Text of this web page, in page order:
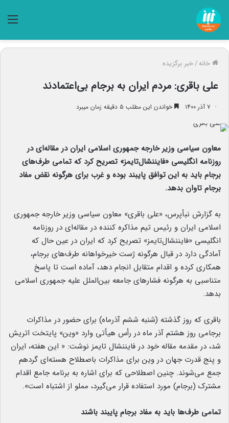
خانه/خبر برگزیده
علی باقری: مردم ایران به برجام بی‌اعتمادند
۷ آذر ۱۴۰۰ خواندن این مطلب ۵ دقیقه زمان میبرد
معاون سیاسی وزیر خارجه جمهوری اسلامی ایران در مقاله‌ای در
روزنامه انگلیسی «فایننشال‌تایمز» تصریح کرد که تمامی‌ طرف‌های
برجام باید به این توافق پایبند بوده و غرب برای هرگونه نقض مفاد
برجام تاوان بدهد.
به گزارش نبأپرس، «علی باقری» معاون سیاسی وزیر خارجه جمهوری
اسلامی ایران و رئیس تیم مذاکره کننده در مقاله‌ای در روزنامه
انگلیسی «فایننشال‌تایمز» تصریح کرد که ایران در عین حال که
آمادگی دارد در قبال هرگونه ژست خیرخواهانه طرف‌های برجام،
همکاری کرده و اقدام متقابل انجام دهد، آماده است تا پاسخ
متناسبی به هرگونه فشارهای جامعه بین‌الملل علیه جمهوری اسلامی
بدهد.
باقری که روز گذشته (شنبه ششم آذرماه) برای حضور در مذاکرات
برجامی روز هشتم آذر ماه در رأس هیأتی وارد «وین» پایتخت اتریش
شد، در مقدمه مقاله خود در فایننشال تایمز نوشت: « این هفته، ایران
و پنج قدرت جهان در وین برای مذاکرات باصطلاح هسته‌ای گردهم
جمع می‌شوند. چنین اصطلاحی که برای اشاره به برنامه جامع اقدام
مشترک (برجام) مورد استفاده قرار می‌گیرد، مملو از اشتباه است».
تمامی طرف‌ها باید به مفاد برجام پایبند باشند